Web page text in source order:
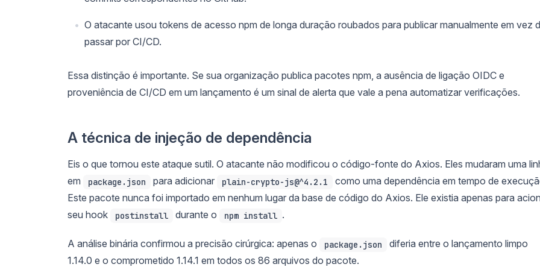
O atacante usou tokens de acesso npm de longa duração roubados para publicar manualmente em vez
passar por CI/CD.
Essa distinção é importante. Se sua organização publica pacotes npm, a ausência de ligação OIDC e
proveniência de CI/CD em um lançamento é um sinal de alerta que vale a pena automatizar verificações.
A técnica de injeção de dependência
Eis o que tornou este ataque sutil. O atacante não modificou o código-fonte do Axios. Eles mudaram uma
em
package.json para adicionar plain-crypto-js@^4.2.1
como uma dependência em tempo de
Este pacote nunca foi importado em nenhum lugar da base de código do Axios. Ele existia apenas para
seu hook
postinstall durante o npm install .
A análise binária confirmou a precisão cirúrgica: apenas o package.json
diferia entre o lançamento limpo
1.14.0 e o comprometido 1.14.1 em todos os 86 arquivos do pacote.